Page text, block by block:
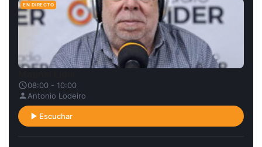
EN DIRECTO
08:00 - 10:00
Antonio Lodeiro
Escuchar